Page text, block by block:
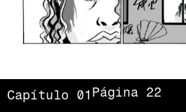
Capítulo 01 Página 22